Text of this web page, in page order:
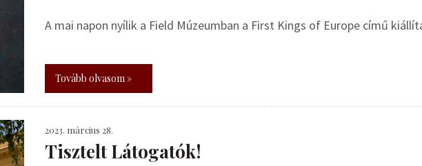
A mai napon nyílik a Field Múzeumban a First Kings of Europe című
Tovább olvasom »
2023. március 28.
Tisztelt Látogatók!